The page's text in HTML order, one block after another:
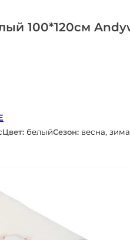
100*120см
Цвет: белыйСезон: весна,